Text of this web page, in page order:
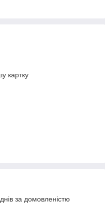
картку
за домовленістю